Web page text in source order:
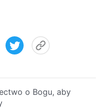
o Bogu, aby